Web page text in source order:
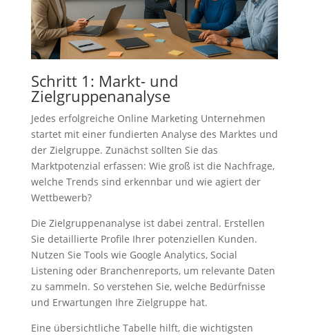
Schritt 1: Markt- und
Zielgruppenanalyse
Jedes erfolgreiche Online Marketing Unternehmen
startet mit einer fundierten Analyse des Marktes und
der Zielgruppe. Zunächst sollten Sie das
Marktpotenzial erfassen: Wie groß ist die Nachfrage,
welche Trends sind erkennbar und wie agiert der
Wettbewerb?
Die Zielgruppenanalyse ist dabei zentral. Erstellen
Sie detaillierte Profile Ihrer potenziellen Kunden.
Nutzen Sie Tools wie Google Analytics, Social
Listening oder Branchenreports, um relevante Daten
zu sammeln. So verstehen Sie, welche Bedürfnisse
und Erwartungen Ihre Zielgruppe hat.
Eine übersichtliche Tabelle hilft, die wichtigsten